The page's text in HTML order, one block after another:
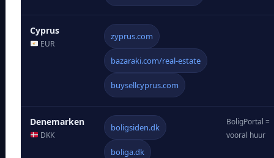
Cyprus
EUR
zyprus.com
bazaraki.com/real-estate
buysellcyprus.com
Denemarken
DKK
boligsiden.dk
boliga.dk
BoligPortal =
vooral huur